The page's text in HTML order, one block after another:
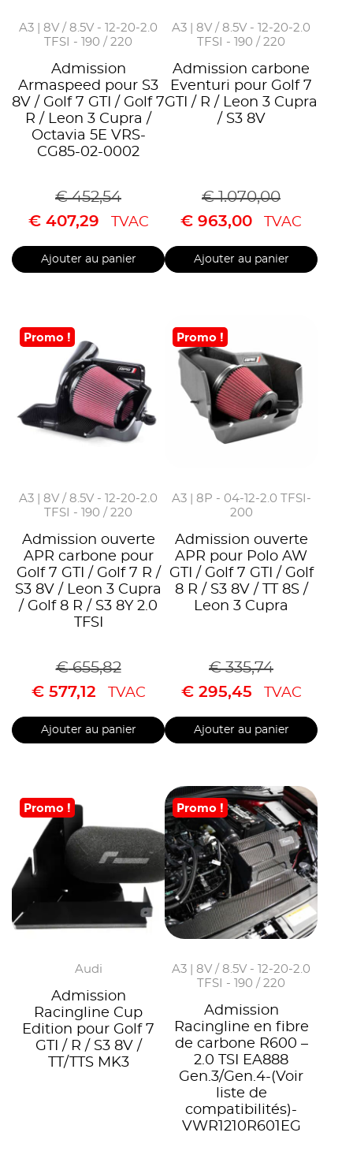
A3 | 8V / 8.5V - 12-20-2.0
TFSI - 190 / 220
Admission
Armaspeed pour S3
8V / Golf 7 GTI / Golf 7
R / Leon 3 Cupra /
Octavia 5E VRS-
CG85-02-0002
€452,54
€407,29 TVAC
Ajouter au panier
A3 | 8V / 8.5V - 12-20-2.0
TFSI - 190 / 220
Admission carbone
Eventuri pour Golf 7
GTI / R / Leon 3 Cupra
/ S3 8V
€1.070,00
€ 963,00 TVAC
Ajouter au panier
Promo !
A3 | 8V / 8.5V - 12-20-2.0
TFSI - 190 / 220
Admission ouverte
APR carbone pour
Golf 7 GTI / Golf 7 R /
S3 8V / Leon 3 Cupra
/ Golf 8 R / S3 8Y 2.0
TFSI
€655,82
€577,12 TVAC
Ajouter au panier
Promo !
A3 | 8P - 04-12-2.0 TFSI-
200
Admission ouverte
APR pour Polo AW
GTI / Golf 7 GTI / Golf
8 R / S3 8V / TT 8S /
Leon 3 Cupra
€335,74
€295,45 TVAC
Ajouter au panier
Promo !
Audi
Admission
Racingline Cup
Edition pour Golf 7
GTI / R / S3 8V /
TT/TTS MK3
Promo !
A3 | 8V / 8.5V - 12-20-2.0
TFSI - 190 / 220
Admission
Racingline en fibre
de carbone R600 –
2.0 TSI EA888
Gen.3/Gen.4-(Voir
liste de
compatibilités)-
VWR1210R601EG